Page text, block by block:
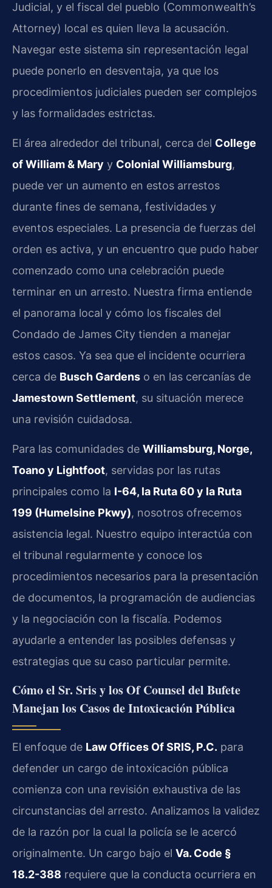
Judicial, y el fiscal del pueblo (Commonwealth’s
Attorney) local es quien lleva la acusación.
Navegar este sistema sin representación legal
puede ponerlo en desventaja, ya que los
procedimientos judiciales pueden ser complejos
y las formalidades estrictas.
El área alrededor del tribunal, cerca del College
of William & Mary y Colonial Williamsburg,
puede ver un aumento en estos arrestos
durante fines de semana, festividades y
eventos especiales. La presencia de fuerzas del
orden es activa, y un encuentro que pudo haber
comenzado como una celebración puede
terminar en un arresto. Nuestra firma entiende
el panorama local y cómo los fiscales del
Condado de James City tienden a manejar
estos casos. Ya sea que el incidente ocurriera
cerca de Busch Gardens o en las cercanías de
Jamestown Settlement, su situación merece
una revisión cuidadosa.
Para las comunidades de Williamsburg, Norge,
Toano y Lightfoot, servidas por las rutas
principales como la I-64, la Ruta 60 y la Ruta
199 (Humelsine Pkwy), nosotros ofrecemos
asistencia legal. Nuestro equipo interactúa con
el tribunal regularmente y conoce los
procedimientos necesarios para la presentación
de documentos, la programación de audiencias
y la negociación con la fiscalía. Podemos
ayudarle a entender las posibles defensas y
estrategias que su caso particular permite.
Cómo el Sr. Sris y los Of Counsel del Bufete
Manejan los Casos de Intoxicación Pública
El enfoque de Law Offices Of SRIS, P.C. para
defender un cargo de intoxicación pública
comienza con una revisión exhaustiva de las
circunstancias del arresto. Analizamos la validez
de la razón por la cual la policía se le acercó
originalmente. Un cargo bajo el Va. Code §
18.2-388 requiere que la conducta ocurriera en